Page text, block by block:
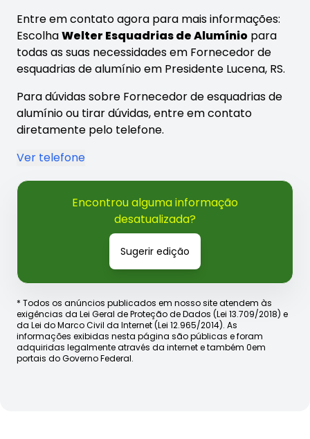
Entre em contato agora para mais informações:
EscolhaWelter Esquadrias de Alumínio para
todas as suas necessidades em Fornecedor de
esquadrias de alumínio em Presidente Lucena, RS.
Para dúvidas sobre Fornecedor de esquadrias de
alumínio ou tirar dúvidas, entre em contato
diretamente pelo telefone.
Ver telefone
Encontrou alguma informação
desatualizada?
Sugerir edição
* Todos os anúncios publicados em nosso site atendem às
exigências da Lei Geral de Proteção de Dados (Lei 13.709/2018) e
da Lei do Marco Civil da Internet (Lei 12.965/2014). As
informações exibidas nesta página são públicas e foram
adquiridas legalmente através da internet e também 0em
portais do Governo Federal.